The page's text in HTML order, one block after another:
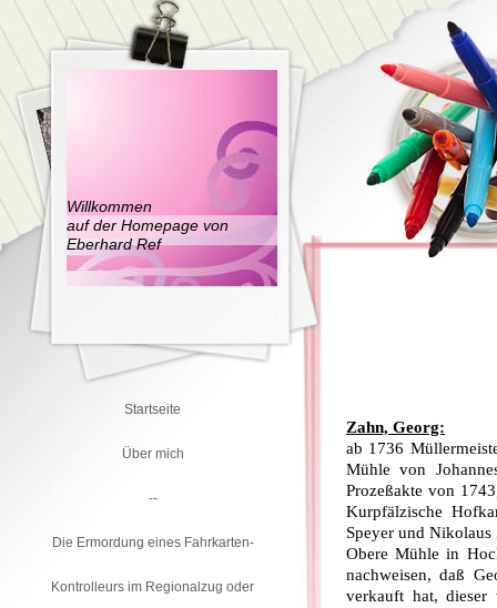
Willkommen
auf der Homepage von
Eberhard Ref
Zahn, Georg:
ab 1736
Mühle von
Prozeßakte von
Kurpfälzische
Speyer und
Obere Mühle in
nachweisen, daß
verkauft hat, dieser
Startseite
Über mich
--
Die Ermordung eines Fahrkarten-
Kontrolleurs im Regionalzug oder